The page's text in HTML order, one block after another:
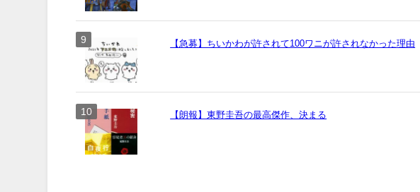
【急募】ちいかわが許されて100ワニが許されなかった理由
【朗報】東野圭吾の最高傑作、決まる